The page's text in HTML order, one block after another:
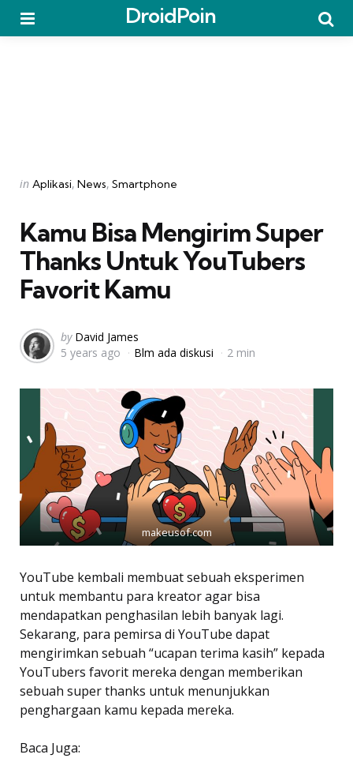
DroidPoin
Categories
Posted
in Aplikasi News Smartphone
Kamu Bisa Mengirim Super
Thanks Untuk YouTubers
Favorit Kamu
Posted
by
by David James
5 years ago
Blm ada diskusi 2 min
makeusof.com
YouTube kembali membuat sebuah eksperimen
untuk membantu para kreator agar bisa
mendapatkan penghasilan lebih banyak lagi.
Sekarang, para pemirsa di YouTube dapat
mengirimkan sebuah “ucapan terima kasih” kepada
YouTubers favorit mereka dengan memberikan
sebuah super thanks untuk menunjukkan
penghargaan kamu kepada mereka.
Baca Juga: